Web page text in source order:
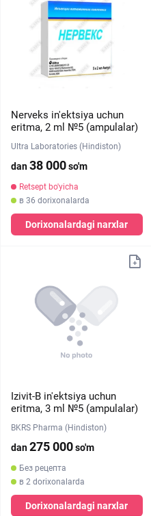
Nerveks in'ektsiya uchun
eritma, 2 ml №5 (ampulalar)
Ultra Laboratories (Hindiston)
dan38 000so'm
Retsept bo'yicha
в 36 dorixonalarda
Dorixonalardagi narxlar
Izivit-B in'ektsiya uchun
eritma, 3 ml №5 (ampulalar)
BKRS Pharma (Hindiston)
dan275 000so'm
Без рецепта
в 2 dorixonalarda
Dorixonalardagi narxlar